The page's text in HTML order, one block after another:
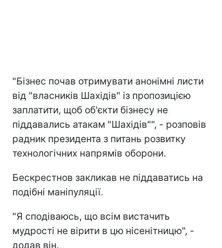
"Бізнес почав отримувати анонімні листи
від "власників Шахідів" із пропозицією
заплатити, щоб об'єкти бізнесу не
піддавались атакам "Шахідів"", - розповів
радник президента з питань розвитку
технологічних напрямів оборони.
Бескрестнов закликав не піддаватись на
подібні маніпуляції.
"Я сподіваюсь, що всім вистачить
мудрості не вірити в цю нісенітницю", -
додав він.